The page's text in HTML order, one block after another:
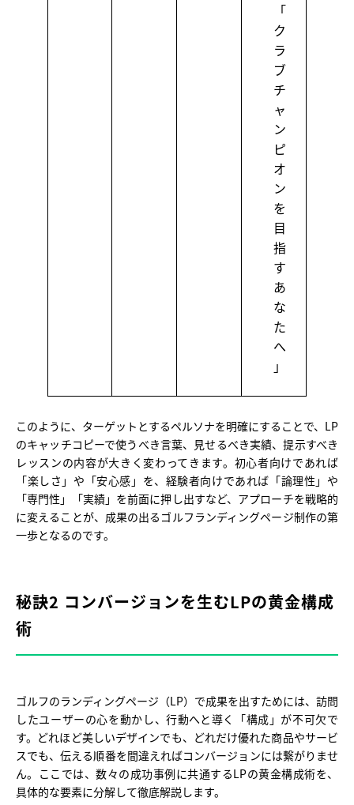
「
ク
ラ
ブ
チ
ャ
ン
ピ
オ
ン
を
目
指
す
あ
な
た
へ
」
このように、ターゲットとするペルソナを明確にすることで、LP
のキャッチコピーで使うべき言葉、見せるべき実績、提示すべき
レッスンの内容が大きく変わってきます。初心者向けであれば
「楽しさ」や「安心感」を、経験者向けであれば「論理性」や
「専門性」「実績」を前面に押し出すなど、アプローチを戦略的
に変えることが、成果の出るゴルフランディングページ制作の第
一歩となるのです。
秘訣2 コンバージョンを生むLPの黄金構成
術
ゴルフのランディングページ（LP）で成果を出すためには、訪問
したユーザーの心を動かし、行動へと導く「構成」が不可欠で
す。どれほど美しいデザインでも、どれだけ優れた商品やサービ
スでも、伝える順番を間違えればコンバージョンには繋がりませ
ん。ここでは、数々の成功事例に共通するLPの黄金構成術を、
具体的な要素に分解して徹底解説します。